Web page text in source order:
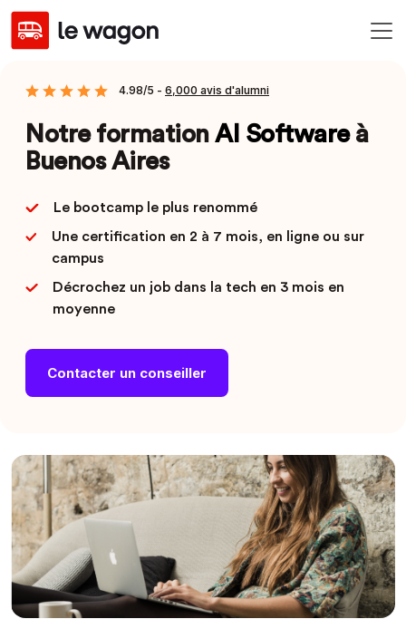
4.98/5 - 6,000 avis d'alumni
Notre formation AI Softwareà
Buenos Aires
Le bootcamp le plus renommé
Une certification en 2 à 7 mois, en ligne ou sur
campus
Décrochez un job dans la tech en 3 mois en
moyenne
Contacter un conseiller